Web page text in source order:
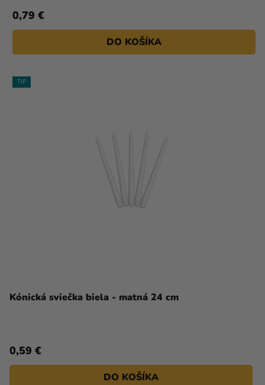
0,79 €
DO KOŠÍKA
TIP
Kónická sviečka biela - matná 24 cm
0,59 €
DO KOŠÍKA